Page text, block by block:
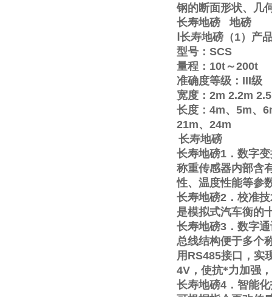
钢的断面形状、几
长寿地磅
地磅
长寿地磅（1）产
型号： SCS
量程： 10t～200t
准确度等级： III级
宽度： 2m 2.2m
长度： 4m、 5m、
21m、 24m
长寿地磅
长寿地磅1 ．数字
称重传感器内部含
性、温度性能等参
长寿地磅2 ．校准
是模拟式汽车衡的
长寿地磅3 ．数字
总线结构便于多个
用 RS485接口，实
4V ，使抗*力加强
长寿地磅4 ．智能